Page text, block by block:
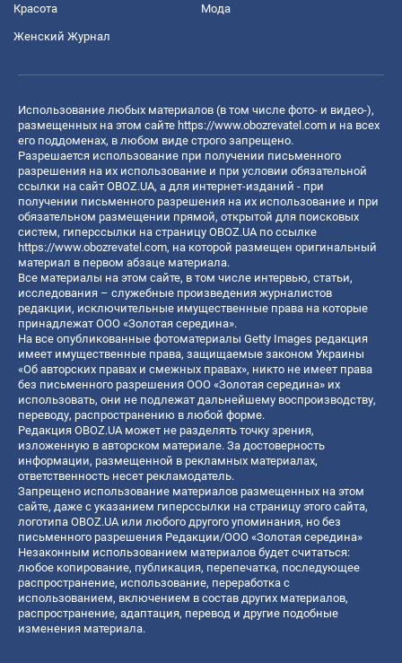
Красота Мода
Женский Журнал
Использование любых материалов (в том числе фото- и видео-),
размещенных на этом сайте https://www.obozrevatel.com и на всех
его поддоменах, в любом виде строго запрещено.
Разрешается использование при получении письменного
разрешения на их использование и при условии обязательной
ссылки на сайт OBOZ.UA, а для интернет-изданий - при
получении письменного разрешения на их использование и при
обязательном размещении прямой, открытой для поисковых
систем, гиперссылки на страницу OBOZ.UA по ссылке
https://www.obozrevatel.com, на которой размещен оригинальный
материал в первом абзаце материала.
Все материалы на этом сайте, в том числе интервью, статьи,
исследования – служебные произведения журналистов
редакции, исключительные имущественные права на которые
принадлежат ООО «Золотая середина».
На все опубликованные фотоматериалы Getty Images редакция
имеет имущественные права, защищаемые законом Украины
«Об авторских правах и смежных правах», никто не имеет права
без письменного разрешения ООО «Золотая середина» их
использовать, они не подлежат дальнейшему воспроизводству,
переводу, распространению в любой форме.
Редакция OBOZ.UA может не разделять точку зрения,
изложенную в авторском материале. За достоверность
информации, размещенной в рекламных материалах,
ответственность несет рекламодатель.
Запрещено использование материалов размещенных на этом
сайте, даже с указанием гиперссылки на страницу этого сайта,
логотипа OBOZ.UA или любого другого упоминания, но без
письменного разрешения Редакции/ООО «Золотая середина»
Незаконным использованием материалов будет считаться:
любое копирование, публикация, перепечатка, последующее
распространение, использование, переработка с
использованием, включением в состав других материалов,
распространение, адаптация, перевод и другие подобные
изменения материала.